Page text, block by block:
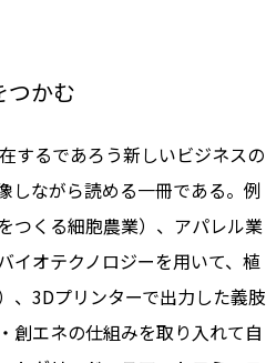
つかむ
するであろう新しいビジネスの
しながら読める一冊である。例
つくる細胞農業）、アパレル業
イオテクノロジーを用いて、植
、3Dプリンターで出力した義肢
創エネの仕組みを取り入れて自